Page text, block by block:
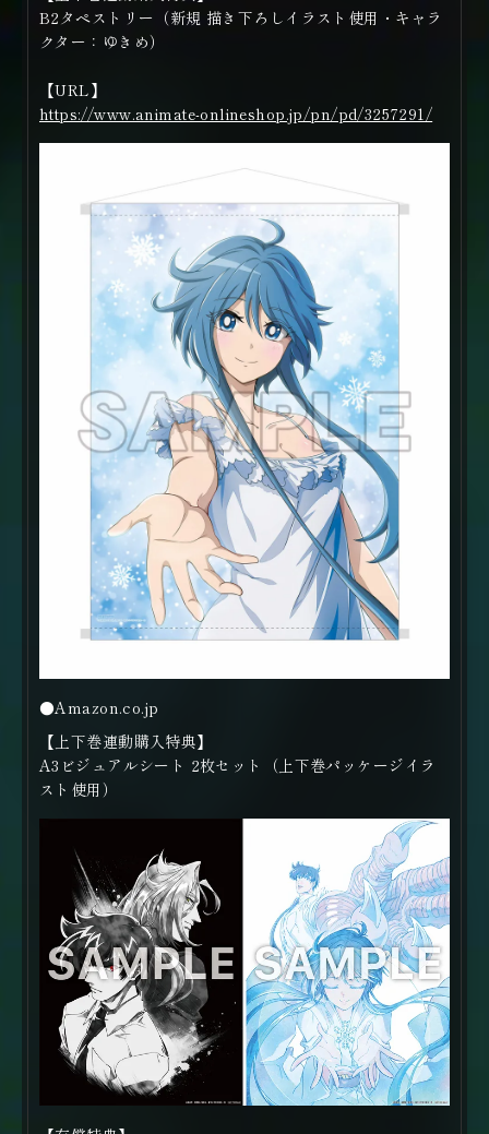
B2タペストリー（新規 描き下ろしイラスト使用・キャラ
クター：ゆきめ）
【URL】
https://www.animate-onlineshop.jp/pn/pd/3257291/
●Amazon.co.jp
【上下巻連動購入特典】
A3ビジュアルシート 2枚セット（上下巻パッケージイラ
スト使用）